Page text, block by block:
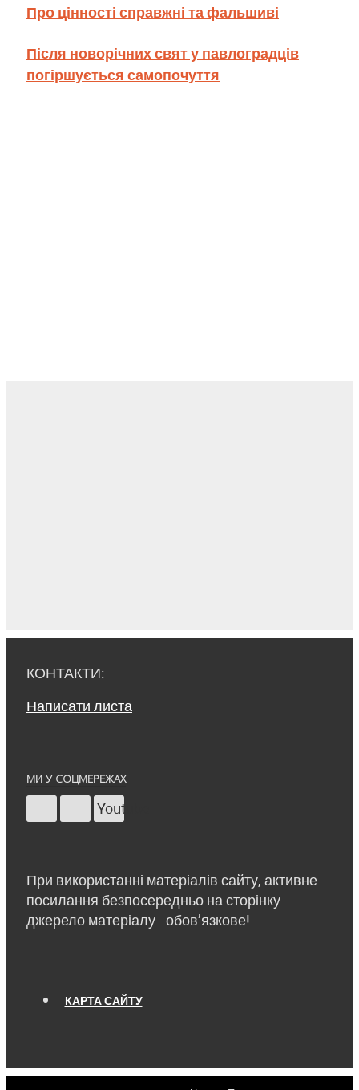
Про цінності справжні та фальшиві
Після новорічних свят у павлоградців
погіршується самопочуття
КОНТАКТИ:
Написати листа
МИ У СОЦМЕРЕЖАХ
Youtube
При використанні матеріалів сайту, активне
посилання безпосередньо на сторінку -
джерело матеріалу - обов’язкове!
КАРТА САЙТУ